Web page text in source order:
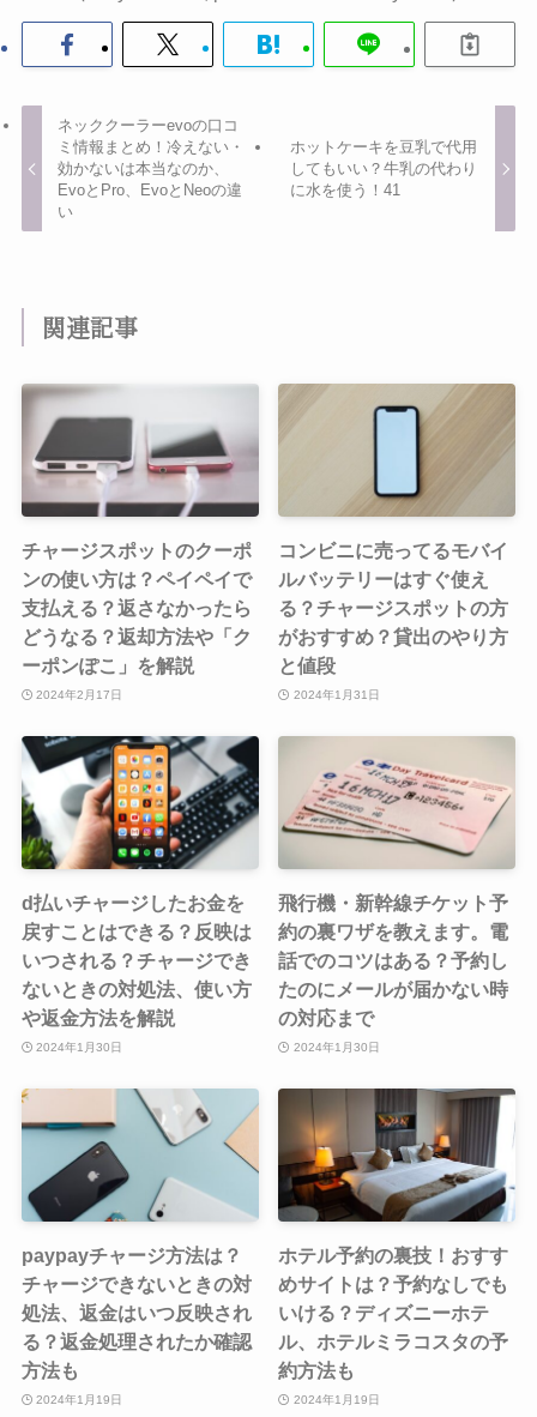
ネッククーラーevoの口コ
ミ情報まとめ！冷えない・
効かないは本当なのか、
EvoとPro、EvoとNeoの違
い
ホットケーキを豆乳で代用
してもいい？牛乳の代わり
に水を使う！41
関連記事
チャージスポットのクーポ
ンの使い方は？ペイペイで
支払える？返さなかったら
どうなる？返却方法や「ク
ーポンぽこ」を解説
2024年2月17日
コンビニに売ってるモバイ
ルバッテリーはすぐ使え
る？チャージスポットの方
がおすすめ？貸出のやり方
と値段
2024年1月31日
d払いチャージしたお金を
戻すことはできる？反映は
いつされる？チャージでき
ないときの対処法、使い方
や返金方法を解説
2024年1月30日
飛行機・新幹線チケット予
約の裏ワザを教えます。電
話でのコツはある？予約し
たのにメールが届かない時
の対応まで
2024年1月30日
paypayチャージ方法は？
チャージできないときの対
処法、返金はいつ反映され
る？返金処理されたか確認
方法も
2024年1月19日
ホテル予約の裏技！おすす
めサイトは？予約なしでも
いける？ディズニーホテ
ル、ホテルミラコスタの予
約方法も
2024年1月19日